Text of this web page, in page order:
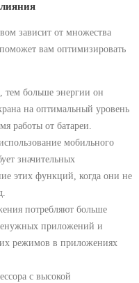
зависит от множества
вам оптимизировать
тем больше энергии он
на оптимальный уровень
работы от батареи.
мобильного
значительных
этих функций, когда они не
потребляют больше
приложений и
режимов в приложениях
с высокой